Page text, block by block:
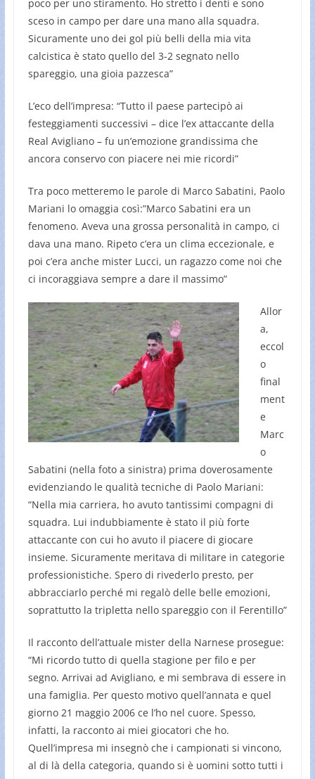
poco per uno stiramento. Ho stretto i denti e sono
sceso in campo per dare una mano alla squadra.
Sicuramente uno dei gol più belli della mia vita
calcistica è stato quello del 3-2 segnato nello
spareggio, una gioia pazzesca”
L’eco dell’impresa: “Tutto il paese partecipò ai
festeggiamenti successivi – dice l’ex attaccante della
Real Avigliano – fu un’emozione grandissima che
ancora conservo con piacere nei mie ricordi”
Tra poco metteremo le parole di Marco Sabatini, Paolo
Mariani lo omaggia così:”Marco Sabatini era un
fenomeno. Aveva una grossa personalità in campo, ci
dava una mano. Ripeto c’era un clima eccezionale, e
poi c’era anche mister Lucci, un ragazzo come noi che
ci incoraggiava sempre a dare il massimo”
Allor
a,
eccol
o
final
ment
e
Marc
o
Sabatini (nella foto a sinistra) prima doverosamente
evidenziando le qualità tecniche di Paolo Mariani:
“Nella mia carriera, ho avuto tantissimi compagni di
squadra. Lui indubbiamente è stato il più forte
attaccante con cui ho avuto il piacere di giocare
insieme. Sicuramente meritava di militare in categorie
professionistiche. Spero di rivederlo presto, per
abbracciarlo perché mi regalò delle belle emozioni,
soprattutto la tripletta nello spareggio con il Ferentillo”
Il racconto dell’attuale mister della Narnese prosegue:
“Mi ricordo tutto di quella stagione per filo e per
segno. Arrivai ad Avigliano, e mi sembrava di essere in
una famiglia. Per questo motivo quell’annata e quel
giorno 21 maggio 2006 ce l’ho nel cuore. Spesso,
infatti, la racconto ai miei giocatori che ho.
Quell’impresa mi insegnò che i campionati si vincono,
al di là della categoria, quando si è uomini sotto tutti i